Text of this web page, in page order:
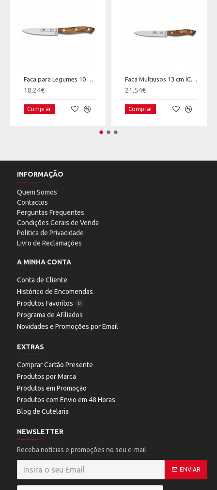
Faca para Legumes 10 cm ICEL Nature
18,24€
Comprar
Faca Multiusos 13 cm ICEL Nature
21,54€
Comprar
INFORMAÇÃO
Quem Somos
Contactos
Perguntas Frequentes
Condições Gerais de Venda
Politica de Privacidade
Livro de Reclamações
A MINHA CONTA
Conta de Cliente
Histórico de Encomendas
Produtos Favoritos
0
Programa de Afiliados
Novidades e Promoções por Email
EXTRAS
Comprar Cartão Presente
Produtos por Marca
Produtos em Promoção
Produtos com Envio em 48 Horas
Blog de Cutelaria
NEWSLETTER
Receba notícias e promoções no seu e-mail
ENVIAR